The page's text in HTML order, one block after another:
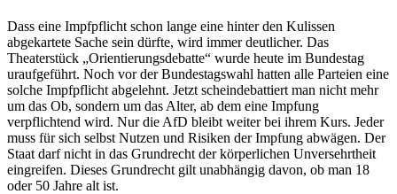
Dass eine Impfpflicht schon lange eine hinter den Kulissen
abgekartete Sache sein dürfte, wird immer deutlicher. Das
Theaterstück „Orientierungsdebatte“ wurde heute im Bundestag
uraufgeführt. Noch vor der Bundestagswahl hatten alle Parteien eine
solche Impfpflicht abgelehnt. Jetzt scheindebattiert man nicht mehr
um das Ob, sondern um das Alter, ab dem eine Impfung
verpflichtend wird. Nur die AfD bleibt weiter bei ihrem Kurs. Jeder
muss für sich selbst Nutzen und Risiken der Impfung abwägen. Der
Staat darf nicht in das Grundrecht der körperlichen Unversehrtheit
eingreifen. Dieses Grundrecht gilt unabhängig davon, ob man 18
oder 50 Jahre alt ist.